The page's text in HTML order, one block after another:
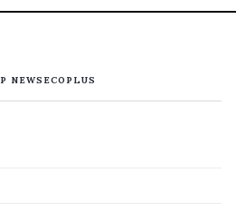
NEWS ECOPLUS